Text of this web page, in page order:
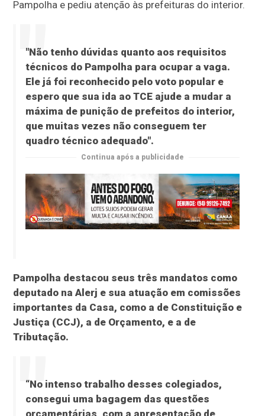
Pampolha e pediu atenção às prefeituras do interior.
"Não tenho dúvidas quanto aos requisitos
técnicos do Pampolha para ocupar a vaga.
Ele já foi reconhecido pelo voto popular e
espero que sua ida ao TCE ajude a mudar a
máxima de punição de prefeitos do interior,
que muitas vezes não conseguem ter
quadro técnico adequado".
Continua após a publicidade
Pampolha destacou seus três mandatos como
deputado na Alerj e sua atuação em comissões
importantes da Casa, como a de Constituição e
Justiça (CCJ), a de Orçamento, e a de
Tributação.
“No intenso trabalho desses colegiados,
consegui uma bagagem das questões
orçamentárias, com a apresentação de